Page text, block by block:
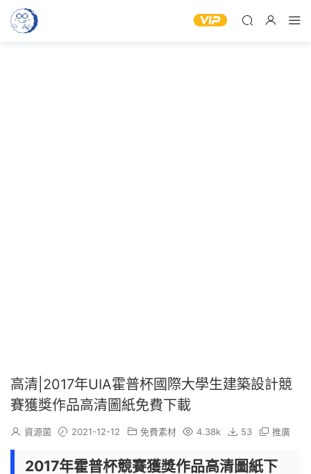
高清|2017年UIA霍普杯國際大學生建築設計競
賽獲獎作品高清圖紙免費下載
資源菌 2021-12-12 免費素材 4.38k 53 推廣
2017年霍普杯競賽獲獎作品高清圖紙下